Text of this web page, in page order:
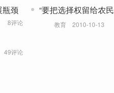
颈
8评论
“要把选择权留给农
教育 2010-10-13
49评论